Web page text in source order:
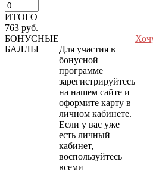
ИТОГО
763 руб.
БОНУСНЫЕ
БАЛЛЫ
Для участия в
бонусной
программе
зарегистрируйтесь
на нашем сайте и
оформите карту в
личном кабинете.
Если у вас уже
есть личный
кабинет,
воспользуйтесь
всеми